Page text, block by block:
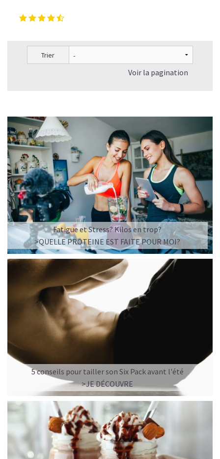
Trier
Voir la pagination
Fatigue et Stress? Kilos en trop?
>QUELLE PROTEINE EST FAITE POUR MOI?
5 conseils pour tailler son Six Pack avant l'été
>JE DÉCOUVRE